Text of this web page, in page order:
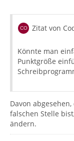
Zitat von
Könnte man
Punktgröße
Davon
falschen Stelle
ändern.